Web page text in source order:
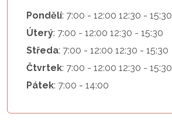
Pondělí: 7:00 - 12:00 12:30 - 15:30
Úterý: 7:00 - 12:00 12:30 - 15:30
Středa: 7:00 - 12:00 12:30 - 15:30
Čtvrtek: 7:00 - 12:00 12:30 - 15:30
Pátek: 7:00 - 14:00